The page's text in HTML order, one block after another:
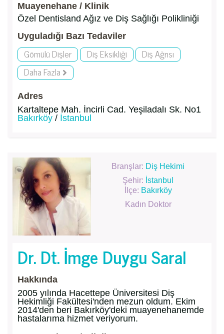
Muayenehane / Klinik
Özel Dentisland Ağız ve Diş Sağlığı Polikliniği
Uyguladığı Bazı Tedaviler
Gömülü Dişler Diş Eksikliği
Diş Ağrısı
Daha Fazla
Adres
Kartaltepe Mah. İncirli Cad. Yeşiladalı Sk. No1
Bakırköy / İstanbul
Branşlar: Diş Hekimi
Şehir: İstanbul
İlçe: Bakırköy
Kadın Doktor
Dr. Dt. İmge Duygu Saral
Hakkında
2005 yılında Hacettepe Üniversitesi Diş
Hekimliği Fakültesi'nden mezun oldum. Ekim
2014'den beri Bakırköy'deki muayenehanemde
hastalarıma hizmet veriyorum.